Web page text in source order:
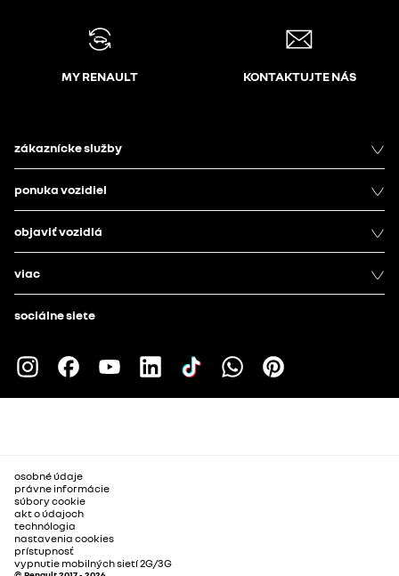
MY RENAULT KONTAKTUJTE NÁS
zákaznícke služby
ponuka vozidiel
objaviť vozidlá
viac
sociálne siete
osobné údaje
právne informácie
súbory cookie
akt o údajoch
technólogia
nastavenia cookies
prístupnosť
vypnutie mobilných sietí 2G/3G